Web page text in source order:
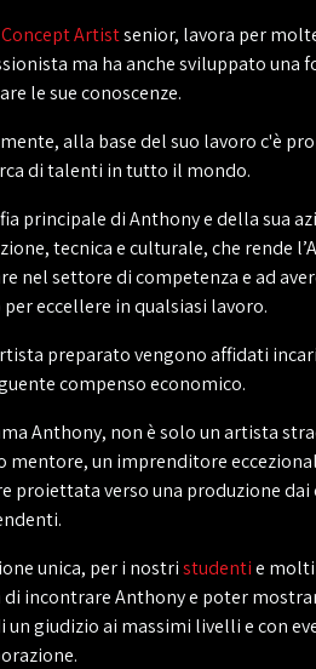
Concept Artistsenior, lavora per
ma ha anche sviluppato una
le sue conoscenze.
alla base del suo lavoro c'è
di talenti in tutto il mondo.
principale di Anthony e della sua
tecnica e culturale, che rende
nel settore di competenza e ad
eccellere in qualsiasi lavoro.
preparato vengono affidati
compenso economico.
Anthony, non è solo un artista
mentore, un imprenditore
proiettata verso una produzione
unica, per i nostristudentie
di incontrare Anthony e poter
un giudizio ai massimi livelli e con